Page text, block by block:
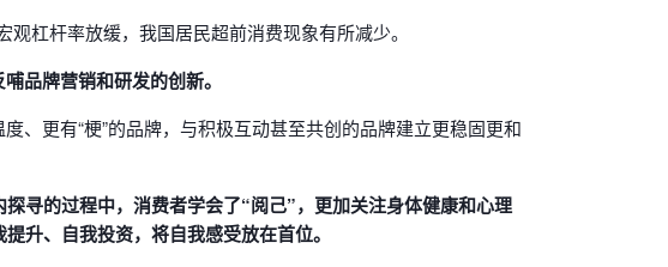
杠杆率放缓，我国居民超前消费现象有所减少。
品牌营销和研发的创新。
、更有“梗”的品牌，与积极互动甚至共创的品牌建立更稳固更和
寻的过程中，消费者学会了“阅己”，更加关注身体健康和心理
升、自我投资，将自我感受放在首位。